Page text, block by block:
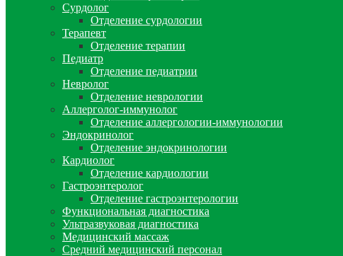
Сурдолог
Отделение сурдологии
Терапевт
Отделение терапии
Педиатр
Отделение педиатрии
Невролог
Отделение неврологии
Аллерголог-иммунолог
Отделение аллергологии-иммунологии
Эндокринолог
Отделение эндокринологии
Кардиолог
Отделение кардиологии
Гастроэнтеролог
Отделение гастроэнтерологии
Функциональная диагностика
Ультразвуковая диагностика
Медицинский массаж
Средний медицинский персонал